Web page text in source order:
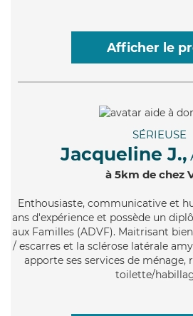
Afficher le
SÉRIEUSE
Jacqueline J.,
à 5km de chez
Enthousiaste, communicative et
ans d'expérience et possède un
aux Familles (ADVF). Maitrisant
/ escarres et la sclérose latérale
apporte ses services de ménage,
toilette/